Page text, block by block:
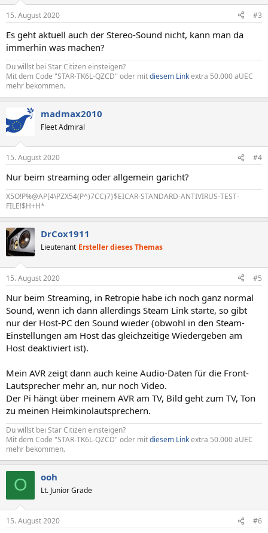
15. August 2020 #3
Es geht aktuell auch der Stereo-Sound nicht, kann man da
immerhin was machen?
Du willst bei Star Citizen einsteigen?
Mit dem Code "STAR-TK6L-QZCD" oder mitdiesem Linkextra 50.000 aUEC
mehr bekommen.
madmax2010
Fleet Admiral
15. August 2020 #4
Nur beim streaming oder allgemein garicht?
X5O!P%@AP[4\PZX54(P^)7CC)7}$EICAR-STANDARD-ANTIVIRUS-TEST-
FILE!$H+H*
DrCox1911
Lieutenant Ersteller dieses Themas
15. August 2020 #5
Nur beim Streaming, in Retropie habe ich noch ganz normal
Sound, wenn ich dann allerdings Steam Link starte, so gibt
nur der Host-PC den Sound wieder (obwohl in den Steam-
Einstellungen am Host das gleichzeitige Wiedergeben am
Host deaktiviert ist).
Mein AVR zeigt dann auch keine Audio-Daten für die Front-
Lautsprecher mehr an, nur noch Video.
Der Pi hängt über meinem AVR am TV, Bild geht zum TV, Ton
zu meinen Heimkinolautsprechern.
Du willst bei Star Citizen einsteigen?
Mit dem Code "STAR-TK6L-QZCD" oder mitdiesem Linkextra 50.000 aUEC
mehr bekommen.
O ooh
Lt. Junior Grade
15. August 2020 #6